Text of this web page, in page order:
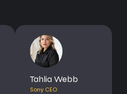
Tahlia Webb
Sony CEO